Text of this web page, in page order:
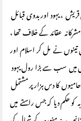
میں قریش ، یہود اور بدوی قبائل
عقائد کے خلاف تھا ،
تینوں نے مل کر اسلام اور
میں سب سے بڑا رول یہود
کا دس ہزار پر مشتمل
حکم دیا کہ جس راستے میں